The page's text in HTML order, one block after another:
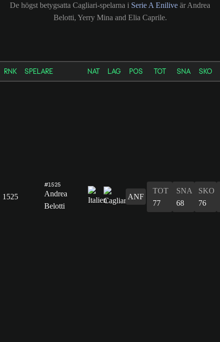
De högst betygsatta Cagliari-spelarna i Serie A Enilive är Andrea
Belotti, Yerry Mina and Elia Caprile.
RNK SPELARE NAT LAG POS TOT SNA SKO
1525
#1525
Andrea
Belotti
ANF
TOT
77
SNA
68
SKO
76